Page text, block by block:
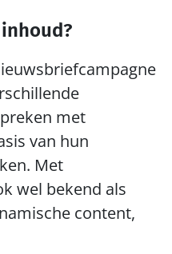
met
van hun
Met
wel bekend als
content,